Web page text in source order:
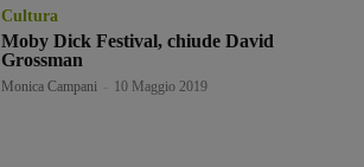
Cultura
Moby Dick Festival, chiude David
Grossman
Monica Campani 10 Maggio 2019